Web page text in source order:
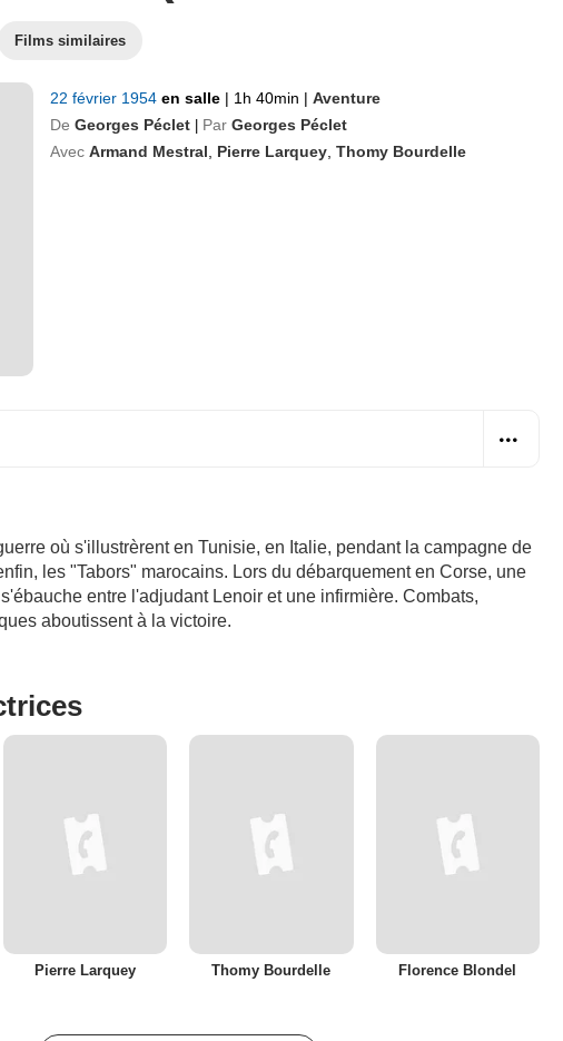
Films similaires
22 février 1954 en salle | 1h 40min | Aventure
De Georges Péclet Par Georges Péclet
Avec Armand Mestral Pierre Larquey Thomy Bourdelle
où s'illustrèrent en Tunisie, en Italie, pendant la campagne de
les "Tabors" marocains. Lors du débarquement en Corse, une
entre l'adjudant Lenoir et une infirmière. Combats,
aboutissent à la victoire.
Pierre Larquey Thomy Bourdelle Florence Blondel